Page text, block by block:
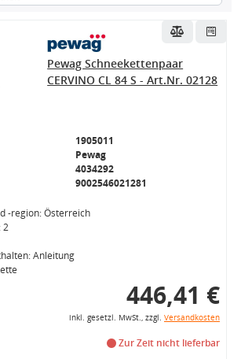
Pewag Schneekettenpaar
CERVINO CL 84 S - Art.Nr. 02128
1905011
Pewag
4034292
9002546021281
-region: Österreich
2
Anleitung
446,41 €
inkl. gesetzl. MwSt., zzgl. Versandkosten
Zur Zeit nicht lieferbar